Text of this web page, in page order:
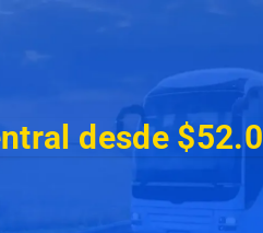
desde